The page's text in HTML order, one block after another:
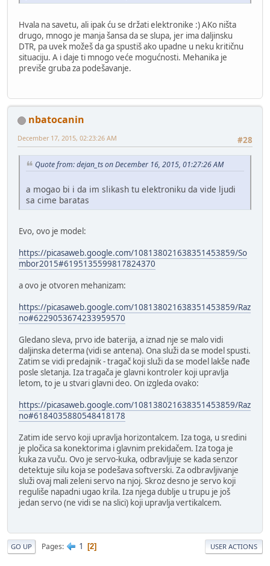
Hvala na savetu, ali ipak ću se držati elektronike :) AKo ništa
drugo, mnogo je manja šansa da se slupa, jer ima daljinsku
DTR, pa uvek možeš da ga spustiš ako upadne u neku kritičnu
situaciju. A i daje ti mnogo veće mogućnosti. Mehanika je
previše gruba za podešavanje.
nbatocanin
#28
December 17, 2015, 02:23:26 AM
Quote from: dejan_ts on December 16, 2015, 01:27:26 AM
a mogao bi i da im slikash tu elektroniku da vide ljudi
sa cime baratas
Evo, ovo je model:
https://picasaweb.google.com/108138021638351453859/So
mbor2015#6195135599817824370
a ovo je otvoren mehanizam:
https://picasaweb.google.com/108138021638351453859/Raz
no#6229053674233959570
Gledano sleva, prvo ide baterija, a iznad nje se malo vidi
daljinska determa (vidi se antena). Ona služi da se model spusti.
Zatim se vidi predajnik - tragač koji služi da se model lakše nađe
posle sletanja. Iza tragača je glavni kontroler koji upravlja
letom, to je u stvari glavni deo. On izgleda ovako:
https://picasaweb.google.com/108138021638351453859/Raz
no#6184035880548418178
Zatim ide servo koji upravlja horizontalcem. Iza toga, u sredini
je pločica sa konektorima i glavnim prekidačem. Iza toga je
kuka za vuču. Ovo je servo-kuka, odbravljuje se kada senzor
detektuje silu koja se podešava softverski. Za odbravljivanje
služi ovaj mali zeleni servo na njoj. Skroz desno je servo koji
reguliše napadni ugao krila. Iza njega dublje u trupu je još
jedan servo (ne vidi se na slici) koji upravlja vertikalcem.
GO UP Pages 1 2 USER ACTIONS